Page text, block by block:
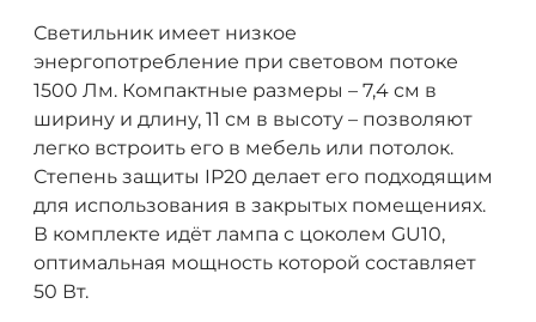
Светильник имеет низкое
энергопотребление при световом потоке
1500 Лм. Компактные размеры – 7,4 см в
ширину и длину, 11 см в высоту – позволяют
легко встроить его в мебель или потолок.
Степень защиты IP20 делает его подходящим
для использования в закрытых помещениях.
В комплекте идёт лампа с цоколем GU10,
оптимальная мощность которой составляет
50 Вт.